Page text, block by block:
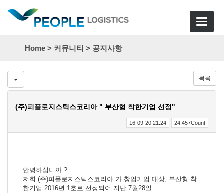
Toggle
Home > 커뮤니티 > 공지사항
목록
(주)피플로지스틱스코리아 " 부산형 착한기업 선정"
16-09-20 21:24 24,457Count
안녕하십니까 ?
저희 (주)피플로지스틱스코리아 가 창업기업 대상, 부산형 착
한기업 2016년 1호로 선정되어 지난 7월28일